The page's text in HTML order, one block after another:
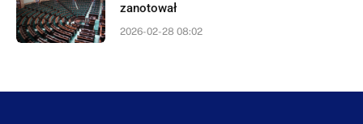
zanotował
2026-02-28 08:02